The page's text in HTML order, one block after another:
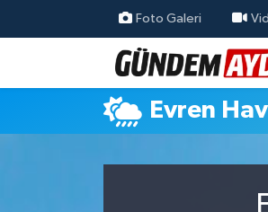
Foto Galeri
Evren
Aydın Nöbetçi Eczaneler
Aydın Hava Durumu
Aydın Trafik Yoğunluk Haritası